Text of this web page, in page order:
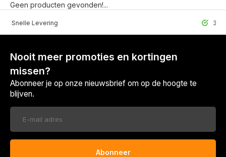
Geen producten gevonden!...
Levering 30 Dagen
Nooit meer promoties en kortingen
missen?
Abonneer je op onze nieuwsbrief om op de hoogte te
blijven.
Abonneer